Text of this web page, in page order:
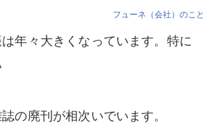
フューネ（会社）のこと
年々大きくなっています。特に
の廃刊が相次いでいます。